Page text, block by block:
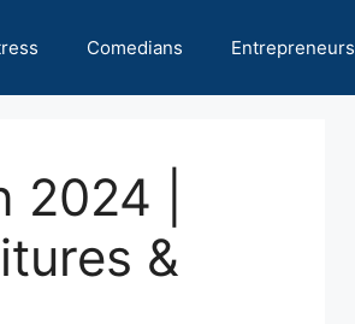
Comedians Entrepreneurs
|
&